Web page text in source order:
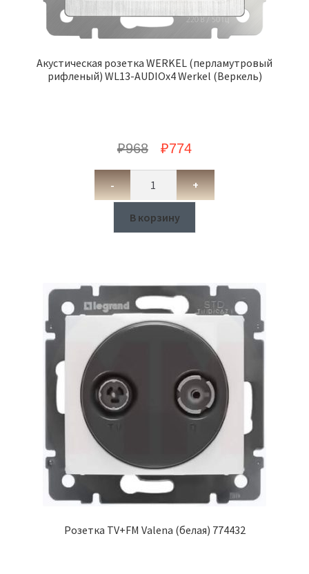
Акустическая розетка WERKEL (перламутровый
рифленый) WL13-AUDIOx4 Werkel (Веркель)
₽968 ₽774
- +
В корзину
Розетка TV+FM Valena (белая) 774432